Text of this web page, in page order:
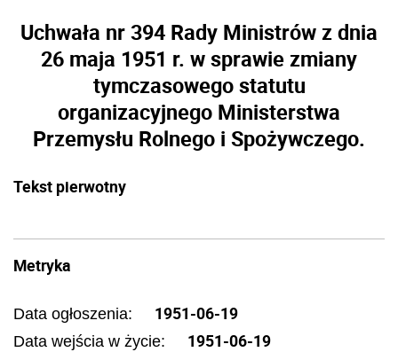
Uchwała nr 394 Rady Ministrów z dnia
26 maja 1951 r. w sprawie zmiany
tymczasowego statutu
organizacyjnego Ministerstwa
Przemysłu Rolnego i Spożywczego.
Tekst pierwotny
Metryka
Data ogłoszenia: 1951-06-19
Data wejścia w życie: 1951-06-19